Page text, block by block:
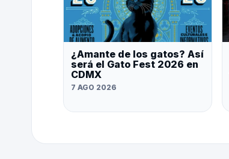
¿Amante de los gatos? Así
será el Gato Fest 2026 en
CDMX
7 AGO 2026